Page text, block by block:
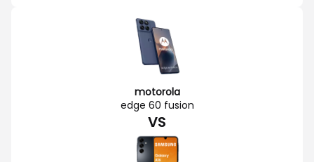
motorola
edge 60 fusion
VS